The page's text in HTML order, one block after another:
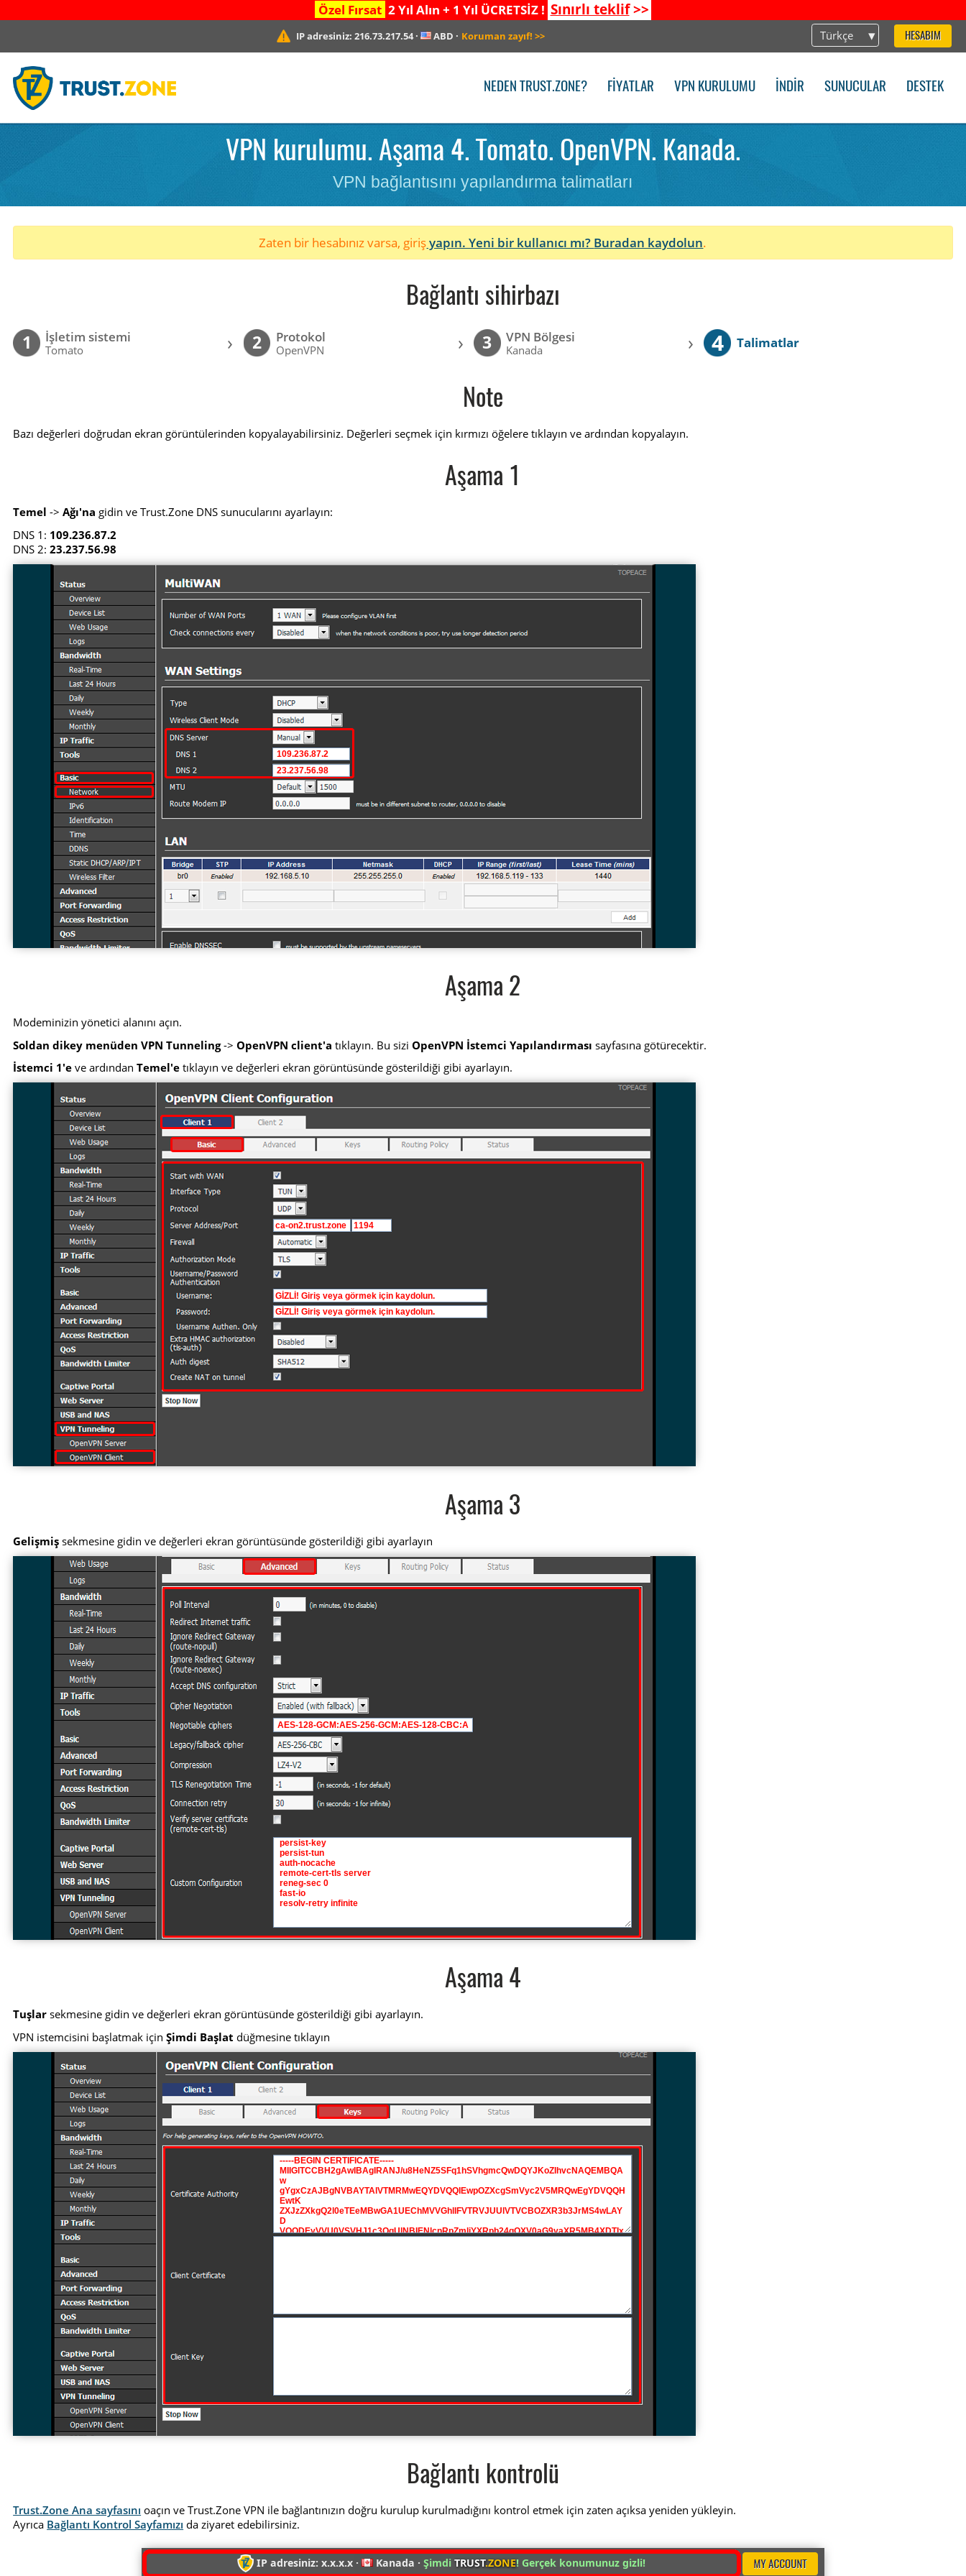
Özel Fırsat 2 Yıl Alın + 1 Yıl ÜCRETSİZ ! Sınırlı teklif>>
Türkçe HESABIM
IP adresiniz: 216.73.217.54· ABD · Koruman zayıf! >>
NEDEN TRUST.ZONE? FIYATLAR VPN KURULUMU İNDIR SUNUCULAR DESTEK
VPN kurulumu. Aşama 4. Tomato. OpenVPN. Kanada.
VPN bağlantısını yapılandırma talimatları
Zaten bir hesabınız varsa, girişyapın. Yeni bir kullanıcı mı? Buradan kaydolun.
Bağlantı sihirbazı
1 İşletim sistemi
Tomato › 2 Protokol
OpenVPN › 3 VPN Bölgesi
Kanada › 4 Talimatlar
Note
Bazı değerleri doğrudan ekran görüntülerinden kopyalayabilirsiniz. Değerleri seçmek için kırmızı öğelere tıklayın ve ardından kopyalayın.
Aşama 1
Temel ->Ağı'na gidin ve Trust.Zone DNS sunucularını ayarlayın:
DNS 1: 109.236.87.2
DNS 2:23.237.56.98
Aşama 2
Modeminizin yönetici alanını açın.
Soldan dikey menüden VPN Tunneling->OpenVPN client'a tıklayın. Bu siziOpenVPN İstemci Yapılandırması sayfasına götürecektir.
İstemci 1'e ve ardındanTemel'e tıklayın ve değerleri ekran görüntüsünde gösterildiği gibi ayarlayın.
Aşama 3
Gelişmiş sekmesine gidin ve değerleri ekran görüntüsünde gösterildiği gibi ayarlayın
Aşama 4
Tuşlar sekmesine gidin ve değerleri ekran görüntüsünde gösterildiği gibi ayarlayın.
VPN istemcisini başlatmak içinŞimdi Başlat düğmesine tıklayın
Bağlantı kontrolü
Trust.Zone Ana sayfasını oaçın ve Trust.Zone VPN ile bağlantınızın doğru kurulup kurulmadığını kontrol etmek için zaten açıksa yeniden yükleyin.
Ayrıca Bağlantı Kontrol Sayfamızı da ziyaret edebilirsiniz.
IP adresiniz: x.x.x.x · Kanada · Şimdi TRUST.ZONE! Gerçek konumunuz gizli!